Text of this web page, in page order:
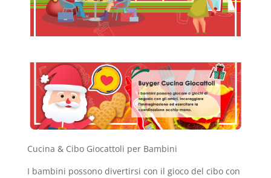
Cucina & Cibo Giocattoli per Bambini
I bambini possono divertirsi con il gioco del cibo con